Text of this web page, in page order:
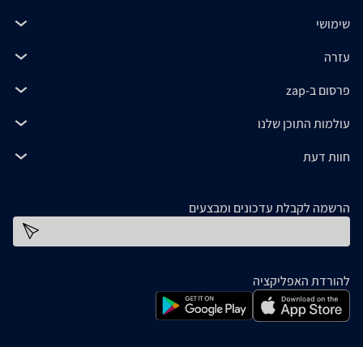
שימושי
עזרה
פרסום ב-zap
עולמות התוכן שלנו
חוות דעת
הרשמה לקבלת עדכונים ומבצעים
להורדת האפליקציה